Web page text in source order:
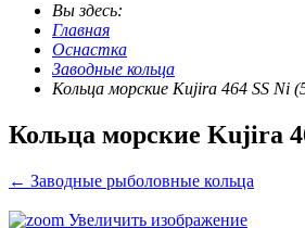
Вы здесь:
Главная
Оснастка
Заводные кольца
Кольца морские Kujira 464 SS Ni
Кольца морские Kujira
← Заводные рыболовные кольца
Увеличить изображение